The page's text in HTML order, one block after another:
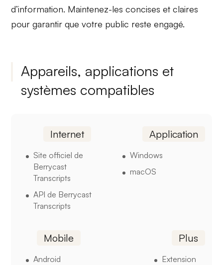
d’information. Maintenez-lesconcises et claires
pour garantir que votre public reste engagé.
Appareils, applications et
systèmes compatibles
Internet
Site officiel de
Berrycast
Transcripts
API de Berrycast
Transcripts
Application
Windows
macOS
Mobile
Android
Plus
Extension